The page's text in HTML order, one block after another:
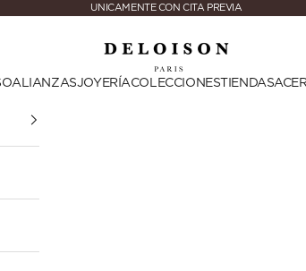
UNICAMENTE CON CITA PREVIA
Deloison Paris
ALIANZASJOYERÍACOLECCIONESTIENDAS